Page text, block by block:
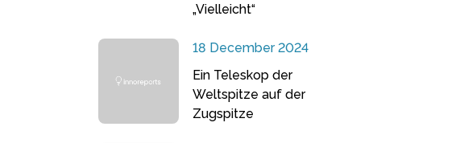
„Vielleicht“
18 December 2024
Ein Teleskop der
Weltspitze auf der
Zugspitze